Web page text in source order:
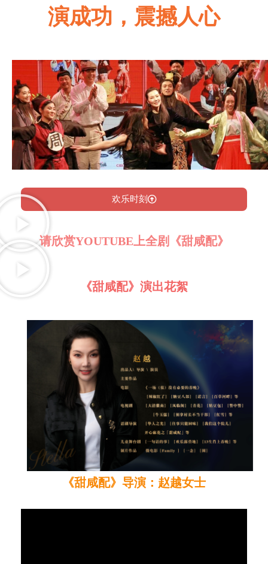
演成功，震撼人心
欢乐时刻
请欣赏YOUTUBE上全剧《甜咸配》
《甜咸配》演出花絮
《甜咸配》导演：赵越女士